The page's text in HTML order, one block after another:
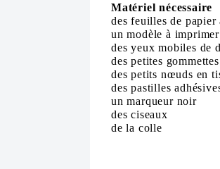
Matériel nécessaire
des feuilles de
un modèle à imp
des yeux mobiles de d
des petites gommettes
des petits nœuds en
des pastilles
un marqueur noir
des ciseaux
de la colle